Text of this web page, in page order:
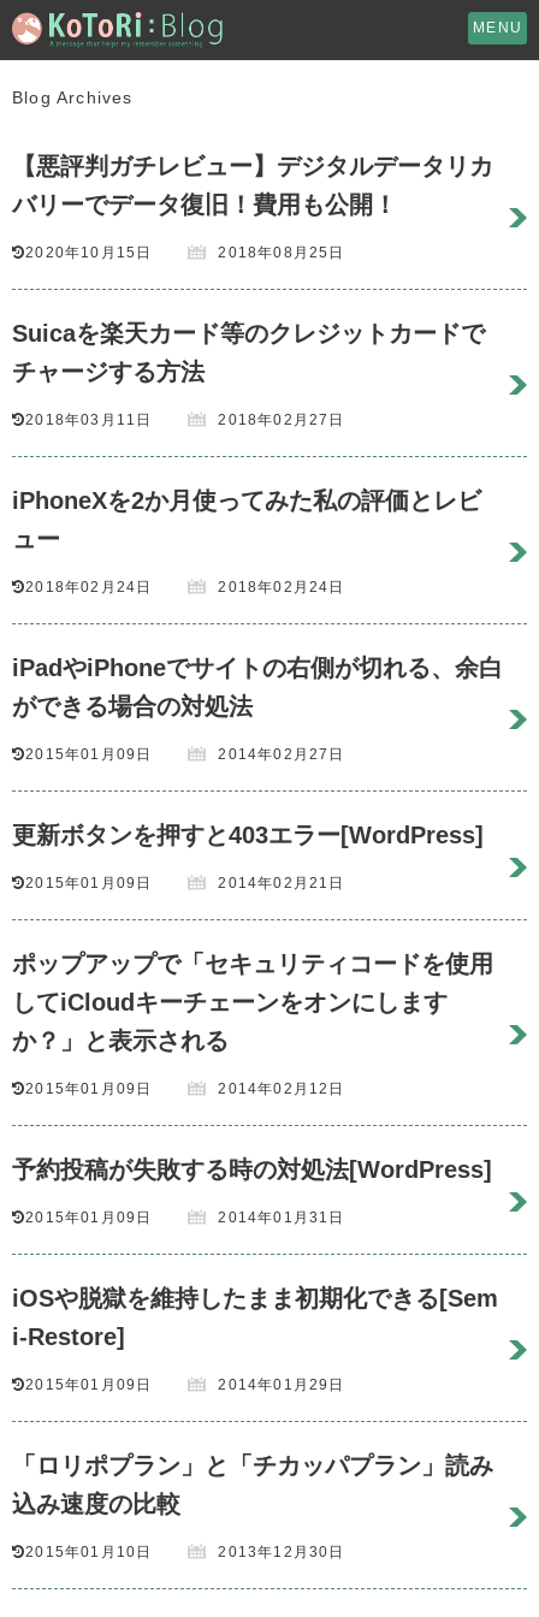
MENU
Blog Archives
【悪評判ガチレビュー】デジタルデータリカ
バリーでデータ復旧！費用も公開！
2020年10月15日 2018年08月25日
Suicaを楽天カード等のクレジットカードで
チャージする方法
2018年03月11日 2018年02月27日
iPhoneXを2か月使ってみた私の評価とレビ
ュー
2018年02月24日 2018年02月24日
iPadやiPhoneでサイトの右側が切れる、余白
ができる場合の対処法
2015年01月09日 2014年02月27日
更新ボタンを押すと403エラー[WordPress]
2015年01月09日 2014年02月21日
ポップアップで「セキュリティコードを使用
してiCloudキーチェーンをオンにします
か？」と表示される
2015年01月09日 2014年02月12日
予約投稿が失敗する時の対処法[WordPress]
2015年01月09日 2014年01月31日
iOSや脱獄を維持したまま初期化できる[Sem
i-Restore]
2015年01月09日 2014年01月29日
「ロリポプラン」と「チカッパプラン」読み
込み速度の比較
2015年01月10日 2013年12月30日